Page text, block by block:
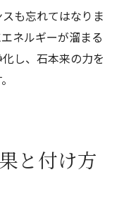
も忘れてはなりま
ネルギーが溜まる
し、石本来の力を
と付け方